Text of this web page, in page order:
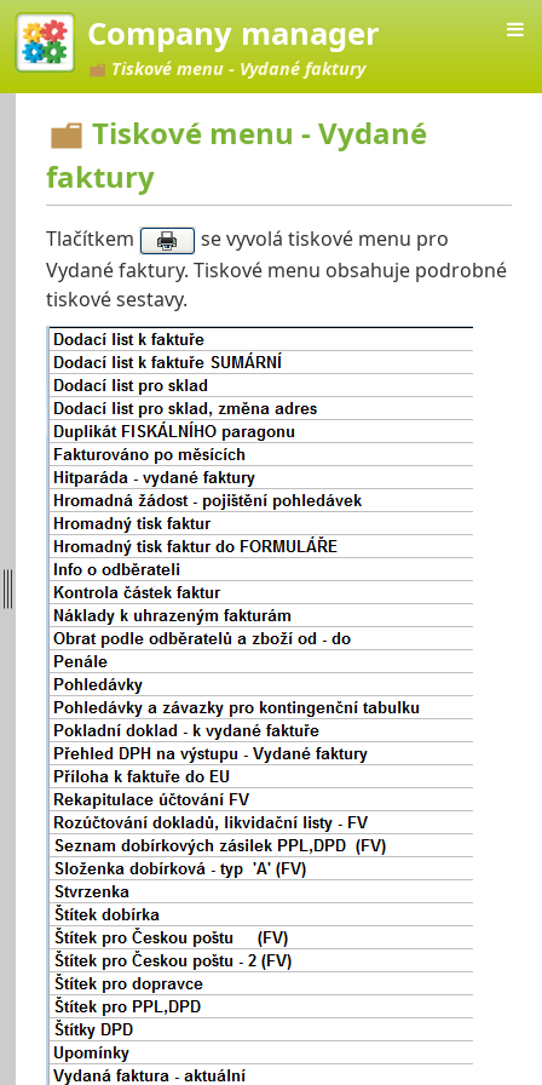
Company manager
Tiskové menu - Vydané faktury
Tiskové menu - Vydané
faktury
Tlačítkem
se vyvolá tiskové menu pro
Vydané faktury. Tiskové menu obsahuje podrobné
tiskové sestavy.